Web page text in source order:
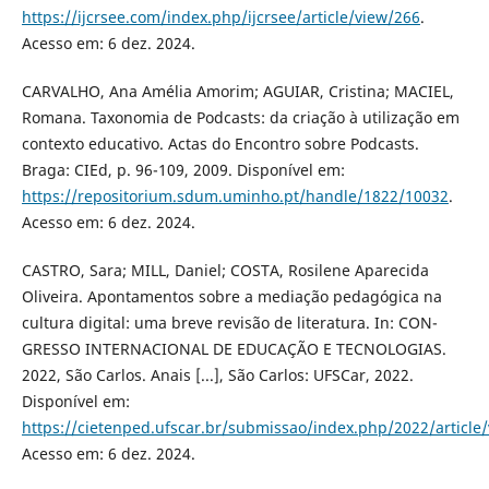
https://ijcrsee.com/index.php/ijcrsee/article/view/266.
Acesso em: 6 dez. 2024.
CARVALHO, Ana Amélia Amorim; AGUIAR, Cristina; MACIEL,
Romana. Taxonomia de Podcasts: da criação à utilização em
contexto educativo. Actas do Encontro sobre Podcasts.
Braga: CIEd, p. 96-109, 2009. Disponível em:
https://repositorium.sdum.uminho.pt/handle/1822/10032.
Acesso em: 6 dez. 2024.
CASTRO, Sara; MILL, Daniel; COSTA, Rosilene Aparecida
Oliveira. Apontamentos sobre a mediação pedagógica na
cultura digital: uma breve revisão de literatura. In: CON-
GRESSO INTERNACIONAL DE EDUCAÇÃO E TECNOLOGIAS.
2022, São Carlos. Anais [...], São Carlos: UFSCar, 2022.
Disponível em:
https://cietenped.ufscar.br/submissao/index.php/2022/
Acesso em: 6 dez. 2024.